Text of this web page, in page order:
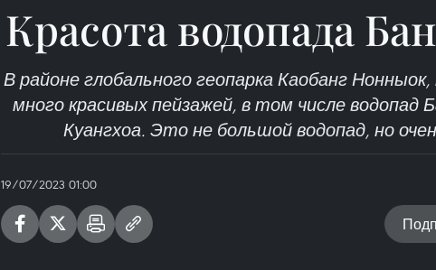
Красота водопада
В районе глобального геопарка Каобанг
много красивых пейзажей, в том числе водопад
Куангхоа. Это не большой водопад, но
19/07/2023 01:00